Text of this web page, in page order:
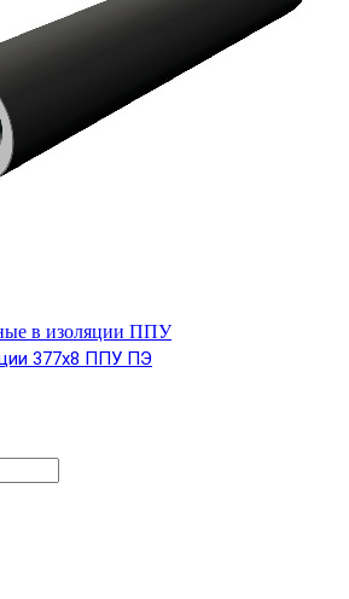
в изоляции ППУ
377х8 ППУ ПЭ